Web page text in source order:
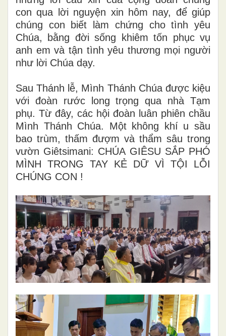
con qua lời nguyện xin hôm nay, để giúp
chúng con biết làm chứng cho tình yêu
Chúa, bằng đời sống khiêm tốn phục vụ
anh em và tận tình yêu thương mọi người
như lời Chúa dạy.
Sau Thánh lễ, Mình Thánh Chúa được kiệu
với đoàn rước long trọng qua nhà Tạm
phụ. Từ đây, các hội đoàn luân phiên chầu
Mình Thánh Chúa. Một không khí u sầu
bao trùm, thấm đượm và thẩm sâu trong
vườn Giêtsimani: CHÚA GIÊSU SẮP PHÓ
MÌNH TRONG TAY KẺ DỮ VÌ TỘI LỖI
CHÚNG CON !